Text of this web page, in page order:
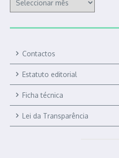
Contactos
Estatuto editorial
Ficha técnica
Lei da Transparência